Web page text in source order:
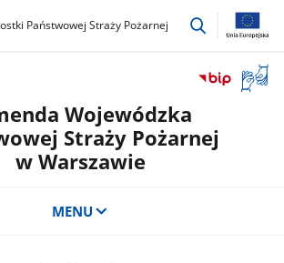
Państwowej Straży Pożarnej
przejdź
okno
Wojewódzka
Straży Pożarnej
w Warszawie
MENU